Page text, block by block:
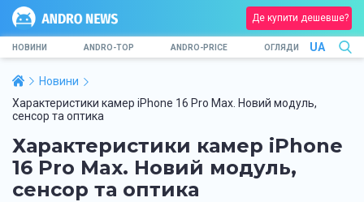
Де купити дешевше?
НОВИНИ ANDRO-TOP ANDRO-PRICE ОГЛЯДИ UA
Новини
Характеристики камер iPhone 16 Pro Max. Новий модуль,
сенсор та оптика
Характеристики камер iPhone
16 Pro Max. Новий модуль,
сенсор та оптика